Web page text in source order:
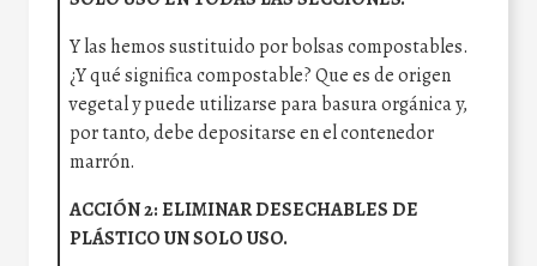
Y las hemos sustituido por bolsas compostables.
¿Y qué significa compostable? Que es de origen
vegetal y puede utilizarse para basura orgánica y,
por tanto, debe depositarse en el contenedor
marrón.
ACCIÓN 2: ELIMINAR DESECHABLES DE
PLÁSTICO UN SOLO USO.